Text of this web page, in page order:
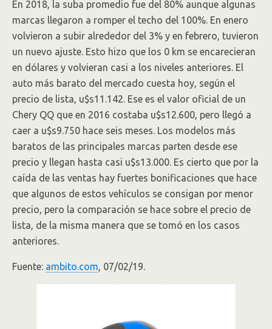
En 2018, la suba promedio fue del 80% aunque algunas
marcas llegaron a romper el techo del 100%. En enero
volvieron a subir alrededor del 3% y en febrero, tuvieron
un nuevo ajuste. Esto hizo que los 0 km se encarecieran
en dólares y volvieran casi a los niveles anteriores. El
auto más barato del mercado cuesta hoy, según el
precio de lista, u$s11.142. Ese es el valor oficial de un
Chery QQ que en 2016 costaba u$s12.600, pero llegó a
caer a u$s9.750 hace seis meses. Los modelos más
baratos de las principales marcas parten desde ese
precio y llegan hasta casi u$s13.000. Es cierto que por la
caída de las ventas hay fuertes bonificaciones que hace
que algunos de estos vehículos se consigan por menor
precio, pero la comparación se hace sobre el precio de
lista, de la misma manera que se tomó en los casos
anteriores.
Fuente: ambito.com, 07/02/19.